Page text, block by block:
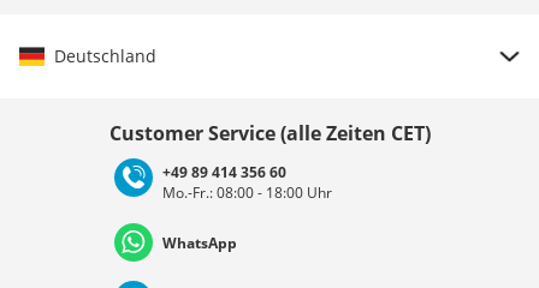
Deutschland
Deutschland Österreich
Customer Service (alle Zeiten CET)
+49 89 414 356 60
Mo.-Fr.: 08:00 - 18:00 Uhr
WhatsApp